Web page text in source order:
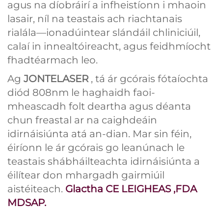
agus na díobráirí a infheistíonn i mhaoin
lasair, níl na teastais ach riachtanais
rialála—ionadúintear slándáil chliniciúil,
calaí in innealtóireacht, agus feidhmíocht
fhadtéarmach leo.
Ag JONTELASER , tá ár gcórais fótaíochta
diód 808nm le haghaidh faoi-
mheascadh folt deartha agus déanta
chun freastal ar na caighdeáin
idirnáisiúnta atá an-dian. Mar sin féin,
éiríonn le ár gcórais go leanúnach le
teastais shábháilteachta idirnáisiúnta a
éilítear don mhargadh gairmiúil
aistéiteach. Glactha CE LEIGHEAS ,FDA
MDSAP.